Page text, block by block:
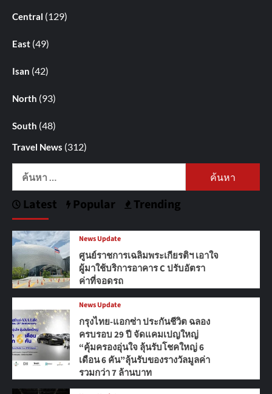
Central (129)
East (49)
Isan (42)
North (93)
South (48)
Travel News (312)
ค้นหา
Latest Popular Trending
News Update
ศูนย์ราชการเฉลิมพระเกียรติฯ เอาใจ
ผู้มาใช้บริการอาคาร C ปรับอัตรา
ค่าที่จอดรถ
News Update
กรุงไทย-แอกซ่า ประกันชีวิต ฉลอง
ครบรอบ 29 ปี จัดแคมเปญใหญ่
“คุ้มครองอุ่นใจ ลุ้นรับโชคใหญ่ 6
เดือน 6 คัน”ลุ้นรับของรางวัลมูลค่า
รวมกว่า 7 ล้านบาท